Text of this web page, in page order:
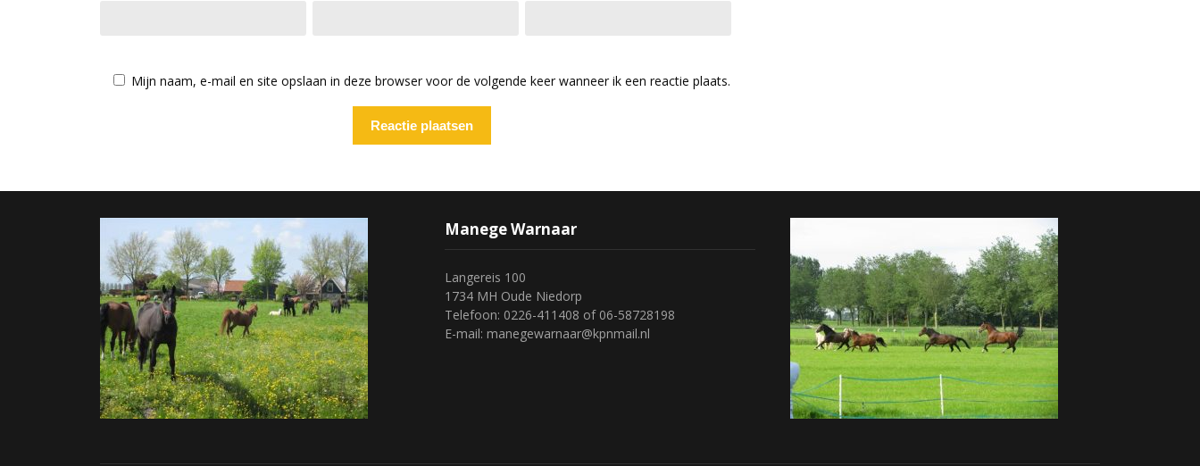
Mijn naam, e-mail en site opslaan in deze browser voor de volgende keer wanneer ik een reactie plaats.
Manege Warnaar
Langereis 100
1734 MH Oude Niedorp
Telefoon: 0226-411408 of 06-58728198
E-mail: manegewarnaar@kpnmail.nl